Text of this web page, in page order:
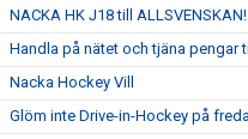
NACKA HK J18 till ALLSVENSKAN!
Handla på nätet och tjäna pengar
Nacka Hockey Vill
Glöm inte Drive-in-Hockey på